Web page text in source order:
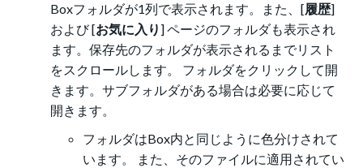
Boxフォルダが1列で表示されます。また、[履歴]
および [お気に入り ] ページのフォルダも表示され
ます。保存先のフォルダが表示されるまでリスト
をスクロールします。 フォルダをクリックして開
きます。サブフォルダがある場合は必要に応じて
開きます。
フォルダはBox内と同じように色分けされて
います。 また、そのファイルに適用されてい